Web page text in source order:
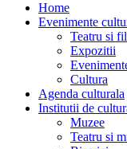
Home
Evenimente
Teatru si
Expozitii
Cultura
Agenda culturala
Institutii de
Muzee
Teatru si